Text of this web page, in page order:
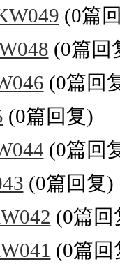
(0篇
(0篇回
(0篇回
(0篇回复)
(0篇回
(0篇回复)
(0篇回
(0篇回